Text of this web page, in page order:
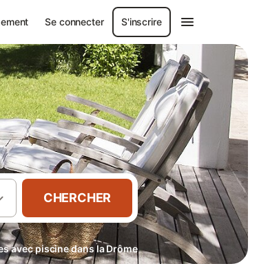
Se connecter S'inscrire
CHERCHER
avec piscine dans la Drôme